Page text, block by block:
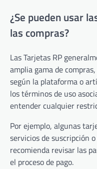
¿Se pueden usar
las compras?
Las Tarjetas RP
amplia gama de
según la plataforma o
los términos de uso
entender cualquier
Por ejemplo, algunas
servicios de suscripción
recomienda revisar las
el proceso de pago.